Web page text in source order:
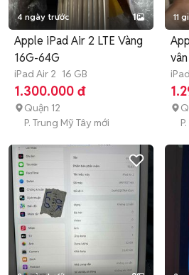
4 ngày trước 1
Apple iPad Air 2 LTE Vàng
16G-64G
iPad Air 2 16 GB
1.300.000 đ
Quận 12
P. Trung Mỹ Tây mới
11